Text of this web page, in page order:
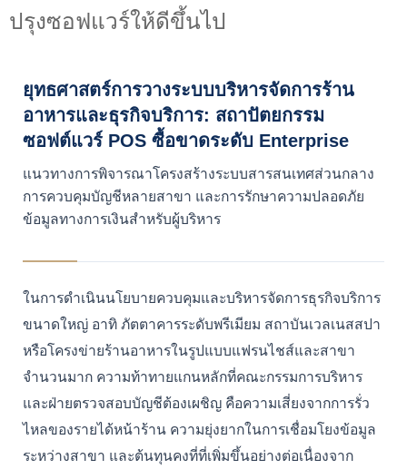
ปรุงซอฟแวร์ให้ดีขึ้นไป
ยุทธศาสตร์การวางระบบบริหารจัดการร้าน
อาหารและธุรกิจบริการ: สถาปัตยกรรม
ซอฟต์แวร์ POS ซื้อขาดระดับ Enterprise
แนวทางการพิจารณาโครงสร้างระบบสารสนเทศส่วนกลาง
การควบคุมบัญชีหลายสาขา และการรักษาความปลอดภัย
ข้อมูลทางการเงินสำหรับผู้บริหาร
ในการดำเนินนโยบายควบคุมและบริหารจัดการธุรกิจบริการ
ขนาดใหญ่ อาทิ ภัตตาคารระดับพรีเมียม สถาบันเวลเนสสปา
หรือโครงข่ายร้านอาหารในรูปแบบแฟรนไชส์และสาขา
จำนวนมาก ความท้าทายแกนหลักที่คณะกรรมการบริหาร
และฝ่ายตรวจสอบบัญชีต้องเผชิญ คือความเสี่ยงจากการรั่ว
ไหลของรายได้หน้าร้าน ความยุ่งยากในการเชื่อมโยงข้อมูล
ระหว่างสาขา และต้นทุนคงที่ที่เพิ่มขึ้นอย่างต่อเนื่องจาก